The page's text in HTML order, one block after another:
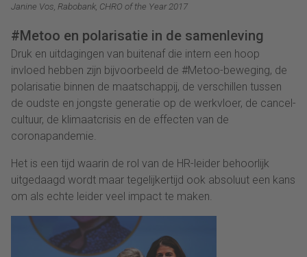
Janine Vos, Rabobank, CHRO of the Year 2017
#Metoo en polarisatie in de samenleving
Druk en uitdagingen van buitenaf die intern een hoop
invloed hebben zijn bijvoorbeeld de #Metoo-beweging, de
polarisatie binnen de maatschappij, de verschillen tussen
de oudste en jongste generatie op de werkvloer, de cancel-
cultuur, de klimaatcrisis en de effecten van de
coronapandemie.
Het is een tijd waarin de rol van de HR-leider behoorlijk
uitgedaagd wordt maar tegelijkertijd ook absoluut een kans
om als echte leider veel impact te maken.